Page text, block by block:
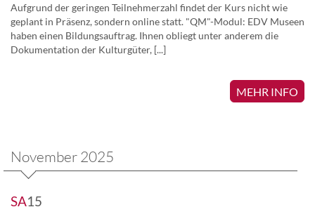
Aufgrund der geringen Teilnehmerzahl findet der Kurs nicht wie
geplant in Präsenz, sondern online statt. "QM"-Modul: EDV Museen
haben einen Bildungsauftrag. Ihnen obliegt unter anderem die
Dokumentation der Kulturgüter, [...]
MEHR INFO
November 2025
SA15